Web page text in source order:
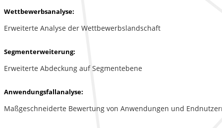
Wettbewerbsanalyse:
Erweiterte Analyse der Wettbewerbslandschaft
Segmenterweiterung:
Erweiterte Abdeckung auf Segmentebene
Anwendungsfallanalyse:
Maßgeschneiderte Bewertung von Anwendungen und